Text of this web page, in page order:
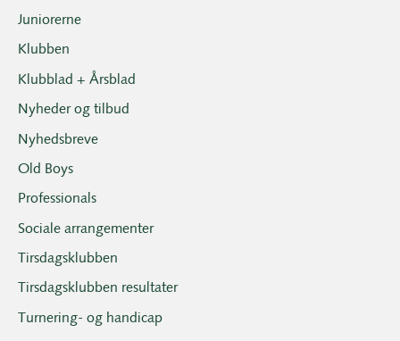
Juniorerne
Klubben
Klubblad + Årsblad
Nyheder og tilbud
Nyhedsbreve
Old Boys
Professionals
Sociale arrangementer
Tirsdagsklubben
Tirsdagsklubben resultater
Turnering- og handicap